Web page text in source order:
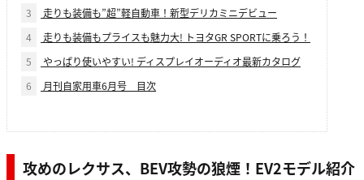
3
走りも装備も”超”軽自動車！新型デリカミニデビュー
4
走りも装備もプライスも魅力大! トヨタGR SPORTに乗ろう！
5
やっぱり使いやすい! ディスプレイオーディオ最新カタログ
6
月刊自家用車6月号 目次
攻めのレクサス、BEV攻勢の狼煙！EV2モデル紹介